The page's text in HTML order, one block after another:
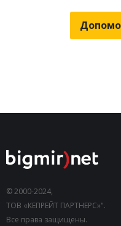
© 2000-2024,
ТОВ «КЕПРЕЙТ ПАРТНЕРС»".
Все права защищены.